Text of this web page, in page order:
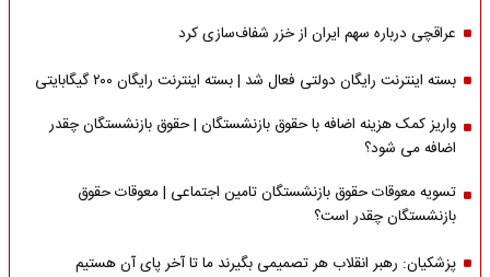
عراقچی درباره سهم ایران از خزر شفاف‌سازی کرد
بسته اینترنت رایگان دولتی فعال شد | بسته اینترنت رایگان ۲۰۰ گیگابایتی
واریز کمک هزینه اضافه با حقوق بازنشستگان | حقوق بازنشستگان چقدر
اضافه می شود؟
تسویه معوقات حقوق بازنشستگان تامین اجتماعی | معوقات حقوق
بازنشستگان چقدر است؟
پزشکیان: رهبر انقلاب هر تصمیمی بگیرند ما تا آخر پای آن هستیم